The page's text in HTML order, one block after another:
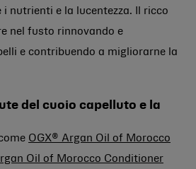
i nutrienti e la lucentezza. Il ricco
nel fusto rinnovando e
e contribuendo a migliorarne la
del cuoio capelluto e la
OGX® Argan Oil of Morocco
Oil of Morocco Conditioner